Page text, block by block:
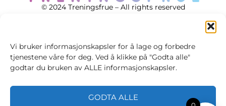
Vi bruker informasjonskapsler for å lage og forbedre
tjenestene våre for deg. Ved å klikke på "Godta alle"
godtar du bruken av ALLE informasjonskapsler.
GODTA ALLE
© 2024 Treningsfrue – All rights reserved
Cookie policy
Personvernsvilkår